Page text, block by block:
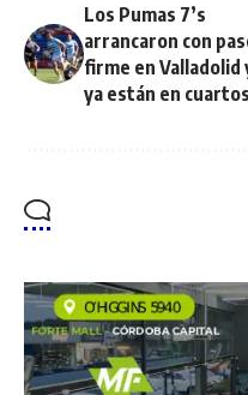
Los Pumas 7’s
arrancaron con
firme en Valladolid
ya están en cuartos